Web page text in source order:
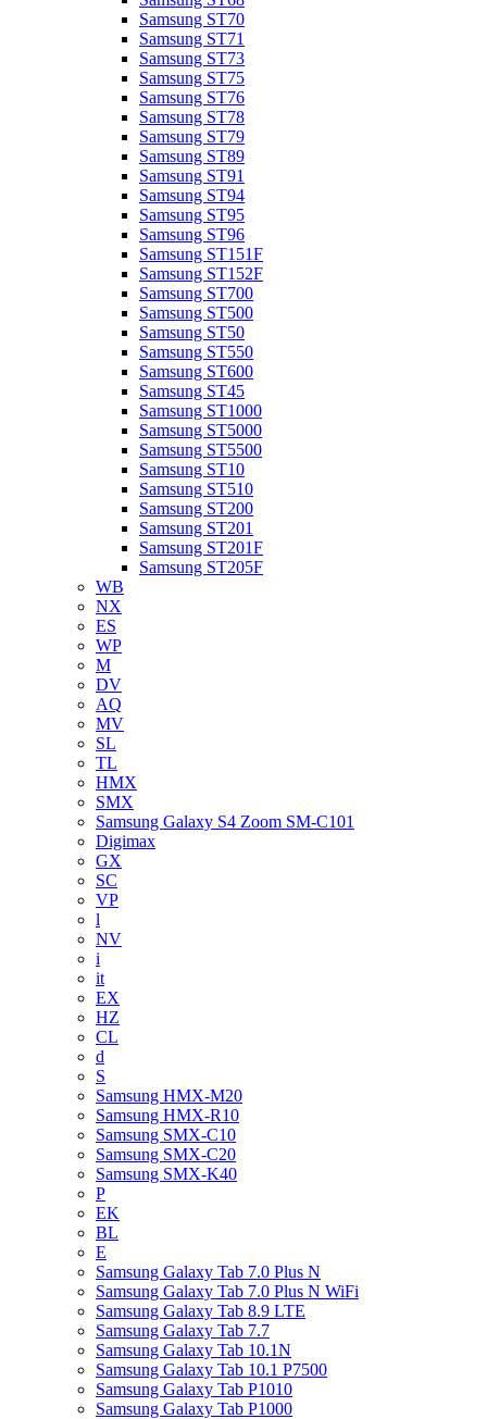
Samsung ST70
Samsung ST71
Samsung ST73
Samsung ST75
Samsung ST76
Samsung ST78
Samsung ST79
Samsung ST89
Samsung ST91
Samsung ST94
Samsung ST95
Samsung ST96
Samsung ST151F
Samsung ST152F
Samsung ST700
Samsung ST500
Samsung ST50
Samsung ST550
Samsung ST600
Samsung ST45
Samsung ST1000
Samsung ST5000
Samsung ST5500
Samsung ST10
Samsung ST510
Samsung ST200
Samsung ST201
Samsung ST201F
Samsung ST205F
WB
NX
ES
WP
M
DV
AQ
MV
SL
TL
HMX
SMX
Samsung Galaxy S4 Zoom SM-C101
Digimax
GX
SC
VP
l
NV
i
it
EX
HZ
CL
d
S
Samsung HMX-M20
Samsung HMX-R10
Samsung SMX-C10
Samsung SMX-C20
Samsung SMX-K40
P
EK
BL
E
Samsung Galaxy Tab 7.0 Plus N
Samsung Galaxy Tab 7.0 Plus N WiFi
Samsung Galaxy Tab 8.9 LTE
Samsung Galaxy Tab 7.7
Samsung Galaxy Tab 10.1N
Samsung Galaxy Tab 10.1 P7500
Samsung Galaxy Tab P1010
Samsung Galaxy Tab P1000